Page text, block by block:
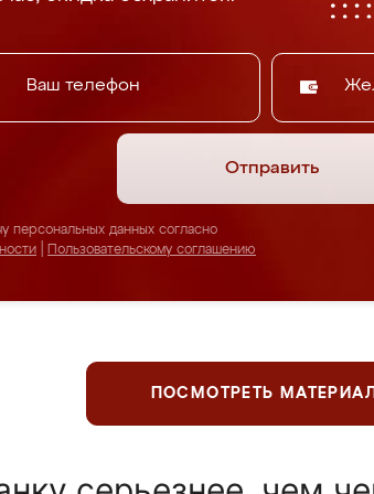
Отправить
персональных данных согласно
Пользовательскому соглашению
ПОСМОТРЕТЬ